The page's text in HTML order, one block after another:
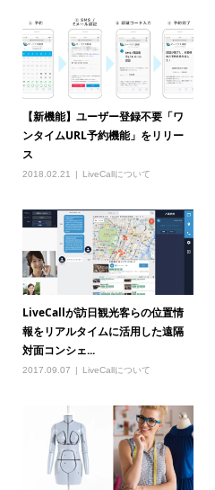
【新機能】ユーザー登録不要「ワ
ンタイムURL予約機能」をリリー
ス
2018.02.21 LiveCallについて
LiveCallが訪日観光客らの位置情
報をリアルタイムに活用した遠隔
対面コンシェ...
2017.09.07 LiveCallについて